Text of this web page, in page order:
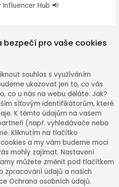
Hub 📢
bezpečí pro vaše cookies
souhlas s využíváním
ukazovat jen to, co vás
co u nás na webu děláte. Jak?
síťovým identifikátorům, které
K těmto údajům na vašem
(např. vyhledávače nebo
Kliknutím na tlačítko
a my vám budeme moci
mohly zajímat. Nastavení
můžete změnit pod tlačítkem
zpracování údajů a našich
Ochrana osobních údajů.